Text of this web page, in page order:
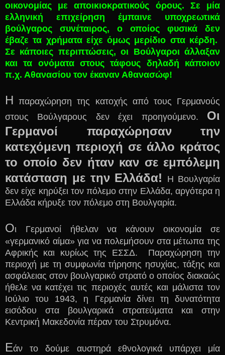
οικονομίας με αποικιοκρατικούς όρους. Σε μία
ελληνική επιχείρηση έμπαινε υποχρεωτικά
βούλγαρος συνέταιρος, ο οποίος φυσικά δεν
έβαζε τα χρήματα είχε όμως μερίδιο στα κέρδη.
Σε κάποιες περιπτώσεις, οι Βούλγαροι άλλαξαν
και τα ονόματα στους τάφους δηλαδή κάποιον
π.χ. Αθανασίου τον έκαναν Αθανασώφ!
Η παραχώρηση της κατοχής από τους Γερμανούς
στους Βούλγαρους δεν έχει προηγούμενο. Οι
Γερμανοί παραχώρησαν την
κατεχόμενη περιοχή σε άλλο κράτος
το οποίο δεν ήταν καν σε εμπόλεμη
κατάσταση με την Ελλάδα!
Η Βουλγαρία
δεν είχε κηρύξει τον πόλεμο στην Ελλάδα, αργότερα η
Ελλάδα κήρυξε τον πόλεμο στη Βουλγαρία.
Οι Γερμανοί ήθελαν να κάνουν οικονομία σε
«γερμανικό αίμα» για να πολεμήσουν στα μέτωπα της
Αφρικής και κυρίως της ΕΣΣΔ. Παραχώρηση την
περιοχή με τη συμφωνία τήρησης ησυχίας, τάξης και
ασφάλειας στον βουλγαρικό στρατό ο οποίος διακαώς
ήθελε να κατέχει τις περιοχές αυτές και μάλιστα τον
Ιούλιο του 1943, η Γερμανία δίνει τη δυνατότητα
εισόδου στα βουλγαρικά στρατεύματα και στην
Κεντρική Μακεδονία πέραν του Στρυμόνα.
Εάν το δούμε αυστηρά εθνολογικά υπάρχει μία